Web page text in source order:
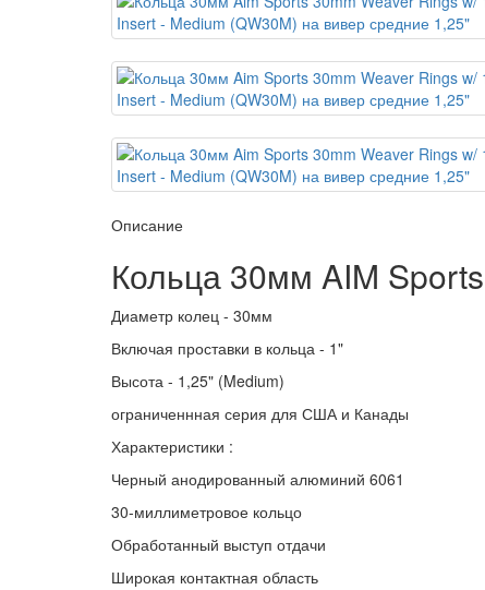
Описание
Кольца 30мм AIM
Диаметр колец - 30мм
Включая проставки в кольца - 1"
Высота - 1,25" (Medium)
ограниченнная серия для США и Канады
Характеристики :
Черный анодированный алюминий 6061
30-миллиметровое кольцо
Обработанный выступ отдачи
Широкая контактная область